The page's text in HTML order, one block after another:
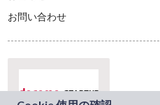
お問い合わせ